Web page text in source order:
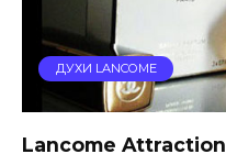
ДУХИ LANCOME
Lancome Attraction